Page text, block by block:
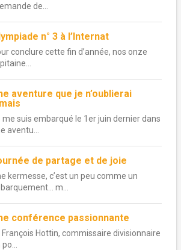
de...
n° 3 à l’Internat
conclure cette fin d’année, nos onze
aventure que je n’oublierai
me suis embarqué le 1er juin dernier dans
aventu...
de partage et de joie
kermesse, c’est un peu comme un
m...
conférence passionnante
François Hottin, commissaire divisionnaire